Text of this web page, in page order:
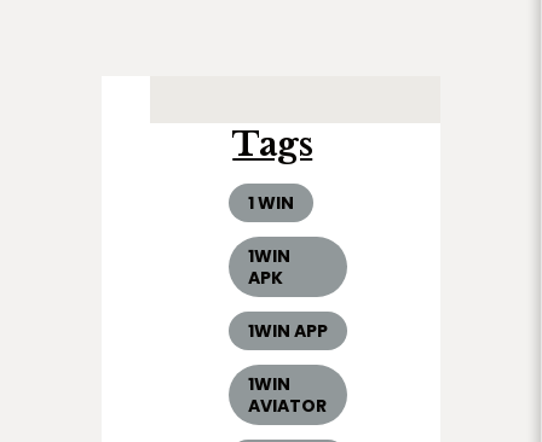
Tags
1 WIN
1WIN
APK
1WIN APP
1WIN
AVIATOR